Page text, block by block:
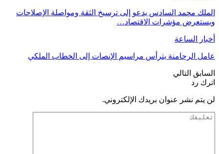
الملك محمد السادس يدعو إلى ترسيخ الثقة ومواصلة الإصلاحات
ويستعرض مؤشرات الاقتصاد…
أخبار الساعة
عامل الرحامنة يترأس مراسيم الإنصات إلى الخطاب الملكي
السابق التالي
اترك رد
لن يتم نشر عنوان بريدك الإلكتروني.